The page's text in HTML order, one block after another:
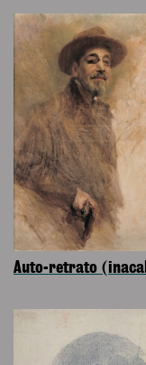
Auto-retrato